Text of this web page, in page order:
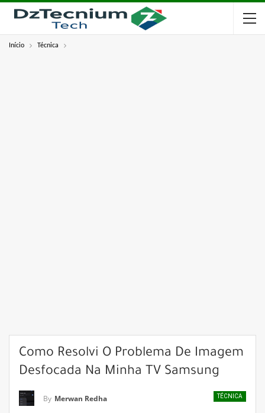
Início Técnica
Como Resolvi O Problema De Imagem
Desfocada Na Minha TV Samsung
TÉCNICA
By Merwan Redha